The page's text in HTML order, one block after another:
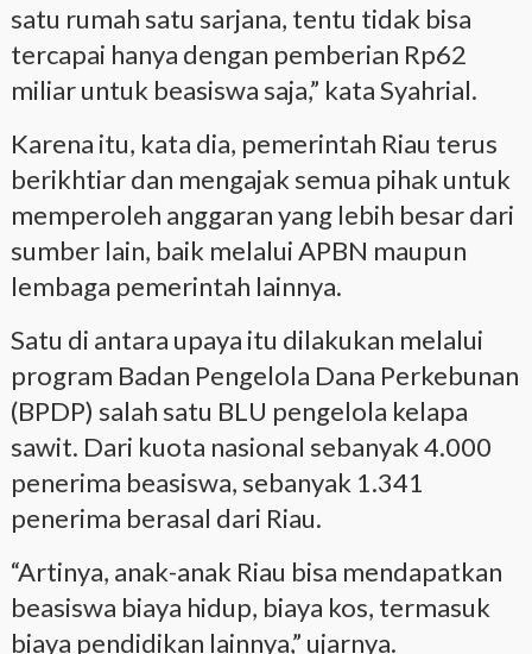
satu rumah satu sarjana, tentu tidak bisa
tercapai hanya dengan pemberian Rp62
miliar untuk beasiswa saja,” kata Syahrial.
Karena itu, kata dia, pemerintah Riau terus
berikhtiar dan mengajak semua pihak untuk
memperoleh anggaran yang lebih besar dari
sumber lain, baik melalui APBN maupun
lembaga pemerintah lainnya.
Satu di antara upaya itu dilakukan melalui
program Badan Pengelola Dana Perkebunan
(BPDP) salah satu BLU pengelola kelapa
sawit. Dari kuota nasional sebanyak 4.000
penerima beasiswa, sebanyak 1.341
penerima berasal dari Riau.
“Artinya, anak-anak Riau bisa mendapatkan
beasiswa biaya hidup, biaya kos, termasuk
biaya pendidikan lainnya,” ujarnya.